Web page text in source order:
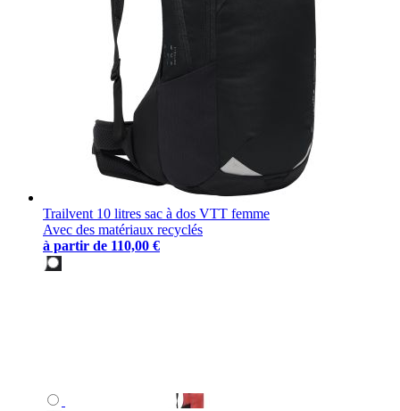
Trailvent 10 litres sac à dos VTT femme
Avec des matériaux recyclés
à partir de 110,00 €